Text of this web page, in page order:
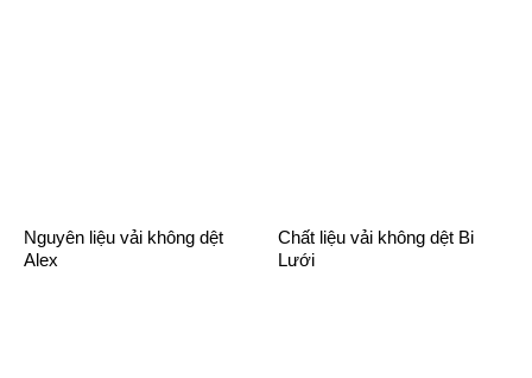
Nguyên liệu vải không dệt
Alex
Chất liệu vải không dệt Bi
Lưới